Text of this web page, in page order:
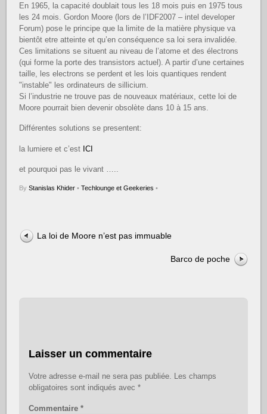
En 1965, la capacité doublait tous les 18 mois puis en 1975 tous
les 24 mois. Gordon Moore (lors de l’IDF2007 – intel developer
Forum) pose le principe que la limite de la matière physique va
bientôt etre atteinte et qu’en conséquence sa loi sera invalidée.
Ces limitations se situent au niveau de l’atome et des électrons
(qui forme la porte des transistors actuel). A partir d’une certaines
taille, les electrons se perdent et les lois quantiques rendent
"instable" les ordinateurs de sillicium.
Si l’industrie ne trouve pas de nouveaux matériaux, cette loi de
Moore pourrait bien devenir obsolète dans 10 à 15 ans.
Différentes solutions se presentent:
la lumiere et c’est ICI
et pourquoi pas le vivant …..
ByStanislas Khider • Techlounge et Geekeries •
La loi de Moore n’est pas immuable
Barco de poche
Laisser un commentaire
Votre adresse e-mail ne sera pas publiée. Les champs
obligatoires sont indiqués avec *
Commentaire *